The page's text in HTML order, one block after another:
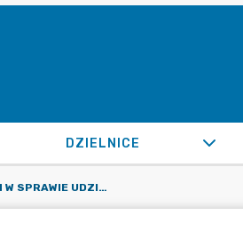
DZIELNICE
OR.0050.680.2022_IN W SPRAWIE UDZIELENIA ZAMÓWIENIA I ZAWARCIA UMOWY, KTÓREJ PRZEDMIOTEM JEST MODERNIZACJA DACHU HALI SPORTOWEJ PRZY ZESPOLE SZKÓŁ NR 3 W ŻORACH